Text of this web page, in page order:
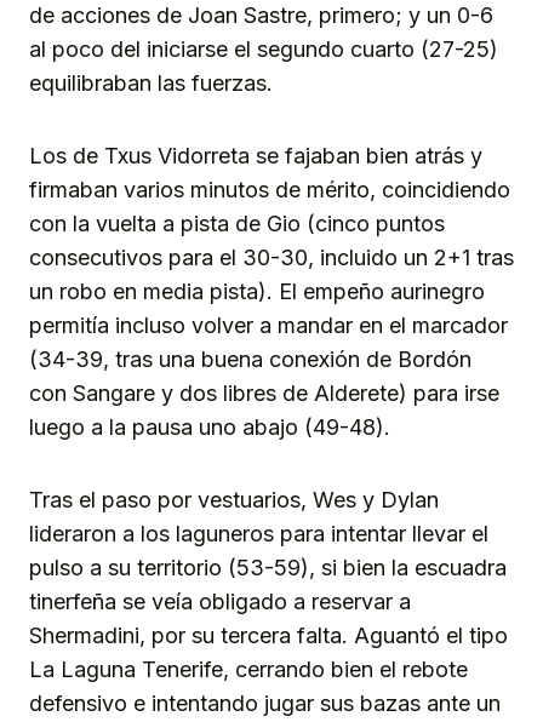
de acciones de Joan Sastre, primero; y un 0-6
al poco del iniciarse el segundo cuarto (27-25)
equilibraban las fuerzas.
Los de Txus Vidorreta se fajaban bien atrás y
firmaban varios minutos de mérito, coincidiendo
con la vuelta a pista de Gio (cinco puntos
consecutivos para el 30-30, incluido un 2+1 tras
un robo en media pista). El empeño aurinegro
permitía incluso volver a mandar en el marcador
(34-39, tras una buena conexión de Bordón
con Sangare y dos libres de Alderete) para irse
luego a la pausa uno abajo (49-48).
Tras el paso por vestuarios, Wes y Dylan
lideraron a los laguneros para intentar llevar el
pulso a su territorio (53-59), si bien la escuadra
tinerfeña se veía obligado a reservar a
Shermadini, por su tercera falta. Aguantó el tipo
La Laguna Tenerife, cerrando bien el rebote
defensivo e intentando jugar sus bazas ante un